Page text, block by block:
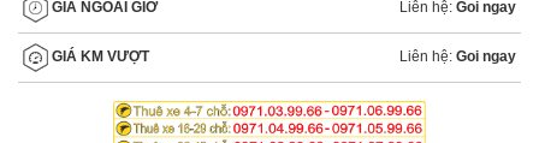
GIÁ NGOÀI GIỜ Liên hệ: Goi ngay
GIÁ KM VƯỢT Liên hệ: Goi ngay